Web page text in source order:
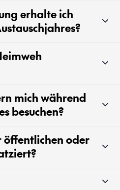
erhalte ich
mich während
besuchen?
öffentlichen oder